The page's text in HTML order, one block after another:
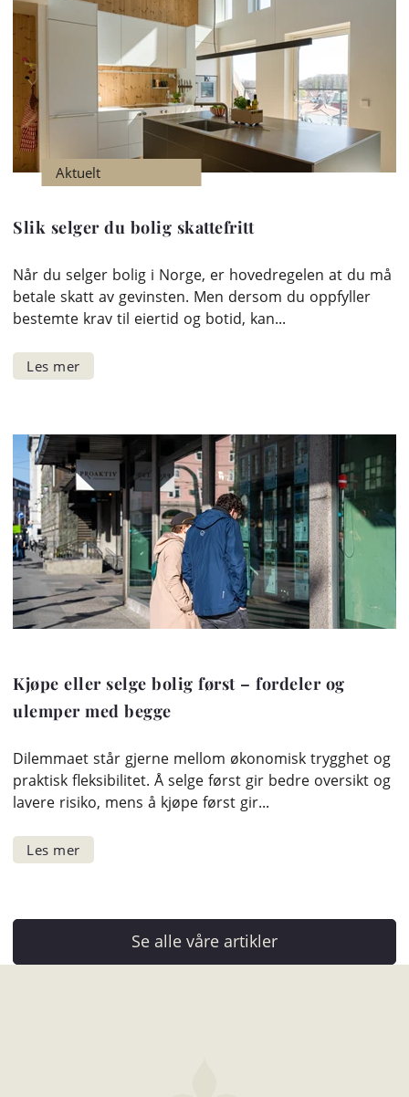
Aktuelt
Slik selger du bolig skattefritt
Når du selger bolig i Norge, er hovedregelen at du må
betale skatt av gevinsten. Men dersom du oppfyller
bestemte krav til eiertid og botid, kan...
Kjøpe eller selge bolig først – fordeler og
ulemper med begge
Dilemmaet står gjerne mellom økonomisk trygghet og
praktisk fleksibilitet. Å selge først gir bedre oversikt og
lavere risiko, mens å kjøpe først gir...